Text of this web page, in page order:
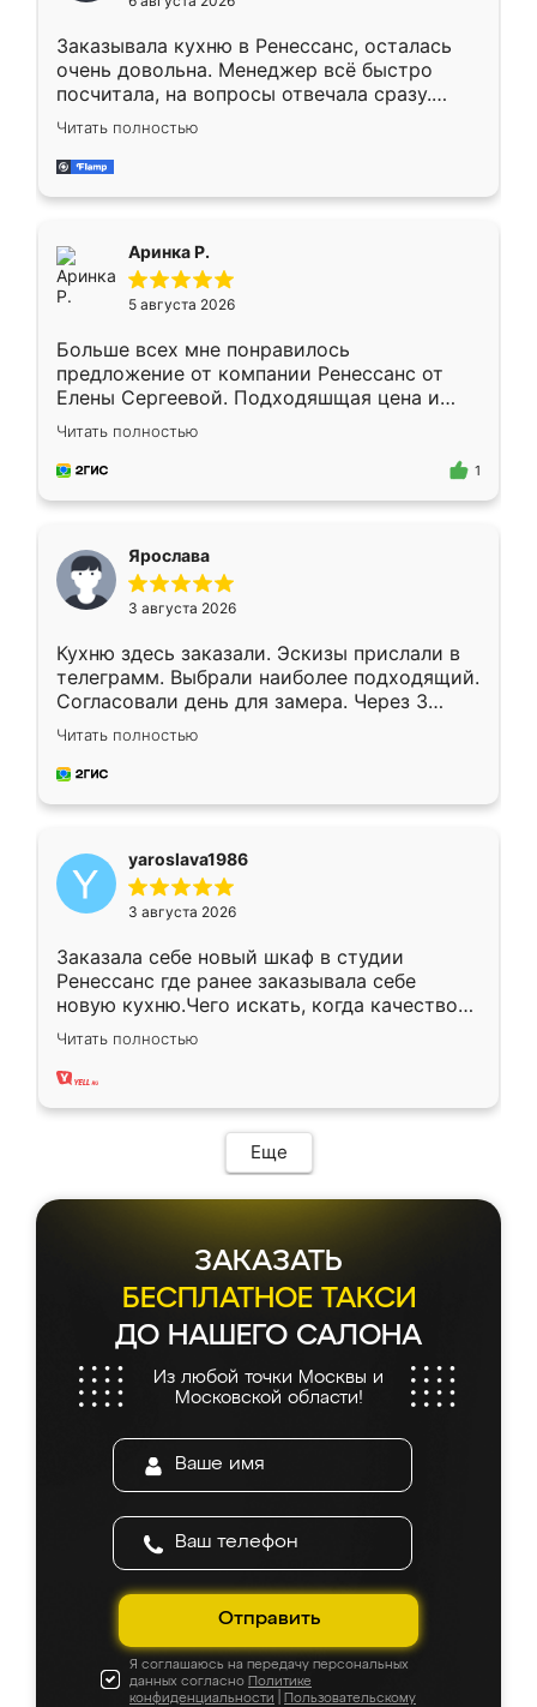
мебели буду заказывать только здесь.
Заказывала кухню в Ренессанс, осталась
очень довольна. Менеджер всё быстро
посчитала, на вопросы отвечала сразу.
Замерщик приехал в субботу, подошёл к
делу со всей ответственностью. Собрали
за день, ребята работали аккуратно, даже
Читать полностью
Аринка Р.
5 августа 2026
Больше всех мне понравилось
предложение от компании Ренессанс от
Елены Сергеевой. Подходяшщая цена и
короткие сроки изготовления. Приехавший
для замера сотрудник Владислав
предложил по моему эскизу самый
Читать полностью
1
Ярослава
3 августа 2026
Кухню здесь заказали. Эскизы прислали в
телеграмм. Выбрали наиболее подходящий.
Согласовали день для замера. Через 3
недели кухня была уже готова. Остались
довольны работой. Спасибо Ренессанс
мебель за качественную работу!
Читать полностью
yaroslava1986
3 августа 2026
Заказала себе новый шкаф в студии
Ренессанс где ранее заказывала себе
новую кухню.Чего искать, когда качеством
вполне довольна. Служит кухня уже почти
два года, нареканий нет.
Читать полностью
Еще
ЗАКАЗАТЬ
БЕСПЛАТНОЕ ТАКСИ
ДО НАШЕГО САЛОНА
Из любой точки Москвы и
Московской области!
Отправить
Я соглашаюсь на передачу персональных
данных согласно Политике
конфиденциальности
Пользовательскому